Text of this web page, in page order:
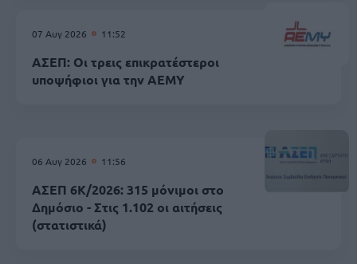
07 Αυγ 2026 11:52
ΑΣΕΠ: Οι τρεις επικρατέστεροι
υποψήφιοι για την ΑΕΜΥ
06 Αυγ 2026 11:56
ΑΣΕΠ 6Κ/2026: 315 μόνιμοι στο
Δημόσιο - Στις 1.102 οι αιτήσεις
(στατιστικά)